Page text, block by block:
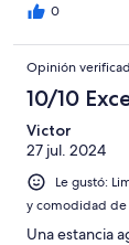
0
Opinión
10/10
Victor
27 jul. 2024
Le gustó:
y comodidad de
Una estancia